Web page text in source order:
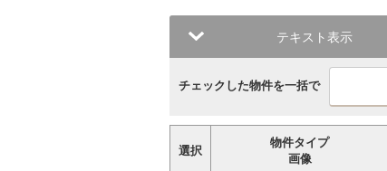
テキスト表示
チェックした物件を一括で
選択
物件タイプ
画像